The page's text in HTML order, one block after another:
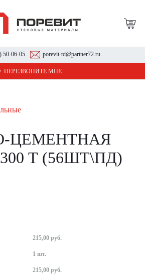
50-06-05 porevit-td@partner72.ru
ПЕРЕЗВОНИТЕ МНЕ
ЦЕМЕНТНАЯ
Т (56ШТ\ПД)
215,00 руб.
1 шт.
215,00 руб.